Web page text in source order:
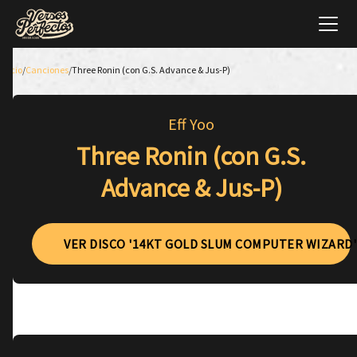
Inicio/Canciones/Three Ronin (con G.S. Advance & Jus-P)
Eff Yoo
Three Ronin (con G.S.
Advance & Jus-P)
VER DISCO '14KT GOLD SLUM COMPUTER WIZARD'